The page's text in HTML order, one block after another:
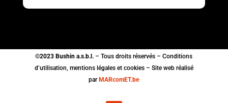
©2023 Bushin a.s.b.l. – Tous droits réservés – Conditions
d’utilisation, mentions légales et cookies – Site web réalisé
par MARcomET.be